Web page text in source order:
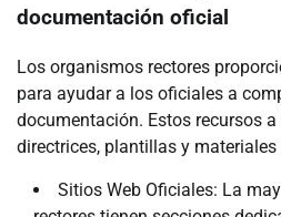
documentación oficial
Los organismos rectores
para ayudar a los oficiales a
documentación. Estos recursos
directrices, plantillas y
Sitios Web Oficiales: La